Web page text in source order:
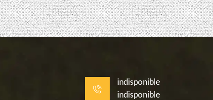
indisponible
indisponible